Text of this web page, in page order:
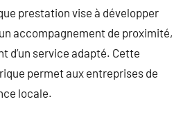
prestation vise à développer
accompagnement de proximité,
d’un service adapté. Cette
permet aux entreprises de
locale.